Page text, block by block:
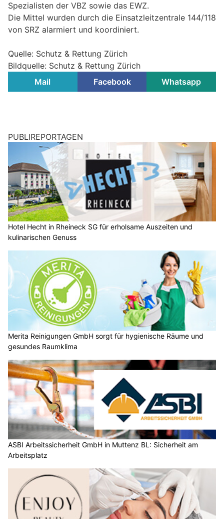
Spezialisten der VBZ sowie das EWZ.
Die Mittel wurden durch die Einsatzleitzentrale 144/118
von SRZ alarmiert und koordiniert.
Quelle: Schutz & Rettung Zürich
Bildquelle: Schutz & Rettung Zürich
Mail
Facebook Whatsapp
PUBLIREPORTAGEN
Hotel Hecht in Rheineck SG für erholsame Auszeiten und
kulinarischen Genuss
Merita Reinigungen GmbH sorgt für hygienische Räume und
gesundes Raumklima
ASBI Arbeitssicherheit GmbH in Muttenz BL: Sicherheit am
Arbeitsplatz